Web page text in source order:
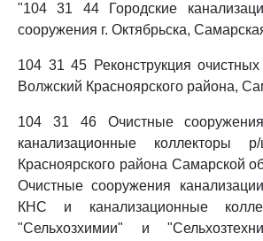
"104 31 44 Городские
сооружения г. Октябрьска,
104 31 45 Реконструкция
Волжский Красноярского района,
104 31 46 Очистные
канализационные коллекторы
Красноярского района Самарской
Очистные сооружения
КНС и канализационные
"Сельхозхимии" и